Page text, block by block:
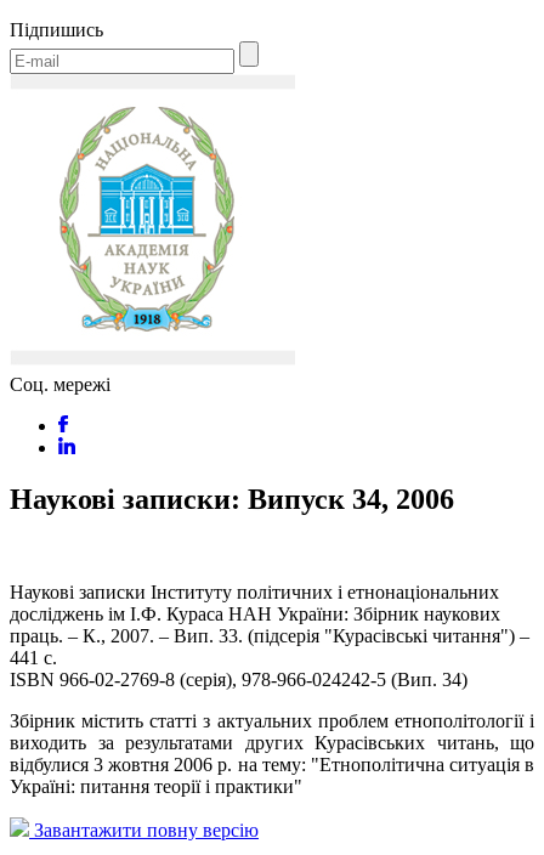
Підпишись
Соц. мережі
Наукові записки: Випуск 34, 2006
Наукові записки Інституту політичних і етнонаціональних
досліджень ім І.Ф. Кураса НАН України: Збірник наукових
праць. – К., 2007. – Вип. 33. (підсерія "Курасівські читання") –
441 с.
ISBN 966-02-2769-8 (серія), 978-966-024242-5 (Вип. 34)
Збірник містить статті з актуальних проблем етнополітології і
виходить за результатами других Курасівських читань, що
відбулися 3 жовтня 2006 р. на тему: "Етнополітична ситуація в
Україні: питання теорії і практики"
Завантажити повну версію